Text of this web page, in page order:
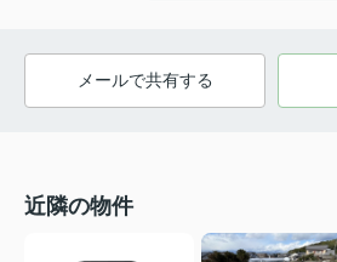
メールで共有する
近隣の物件